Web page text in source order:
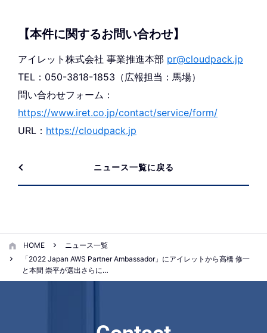
【本件に関するお問い合わせ】
アイレット株式会社 事業推進本部 pr@cloudpack.jp
TEL：050-3818-1853（広報担当：馬場）
問い合わせフォーム：
https://www.iret.co.jp/contact/service/form/
URL： https://cloudpack.jp
ニュース一覧に戻る
HOME
ニュース一覧
「2022 Japan AWS Partner Ambassador」にアイレットから高橋 修一
と本間 崇平が選出さらに…